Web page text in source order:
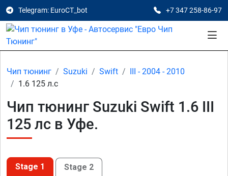
Telegram: EuroCT_bot +7 347 258-86-97
Чип тюнинг Suzuki Swift
III - 2004 - 2010
1.6 125 л.с
Чип тюнинг Suzuki Swift 1.6 III
125 лс в Уфе.
Stage 1 Stage 2